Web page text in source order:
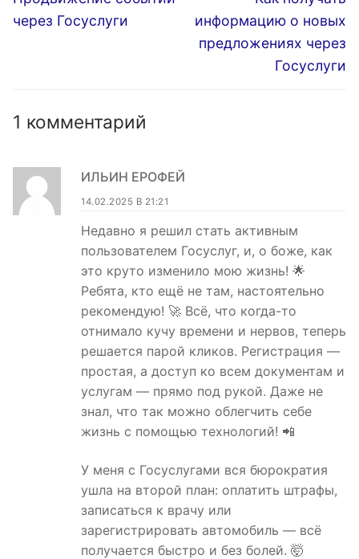
записям
запись:
через Госуслуги
запись:
информацию о новых
предложениях через
Госуслуги
1 комментарий
ИЛЬИН ЕРОФЕЙ
14.02.2025 В 21:21
Недавно я решил стать активным
пользователем Госуслуг, и, о боже, как
это круто изменило мою жизнь! 🌟
Ребята, кто ещё не там, настоятельно
рекомендую! 🚀 Всё, что когда-то
отнимало кучу времени и нервов, теперь
решается парой кликов. Регистрация —
простая, а доступ ко всем документам и
услугам — прямо под рукой. Даже не
знал, что так можно облегчить себе
жизнь с помощью технологий! 📲
У меня с Госуслугами вся бюрократия
ушла на второй план: оплатить штрафы,
записаться к врачу или
зарегистрировать автомобиль — всё
получается быстро и без болей. 🤯